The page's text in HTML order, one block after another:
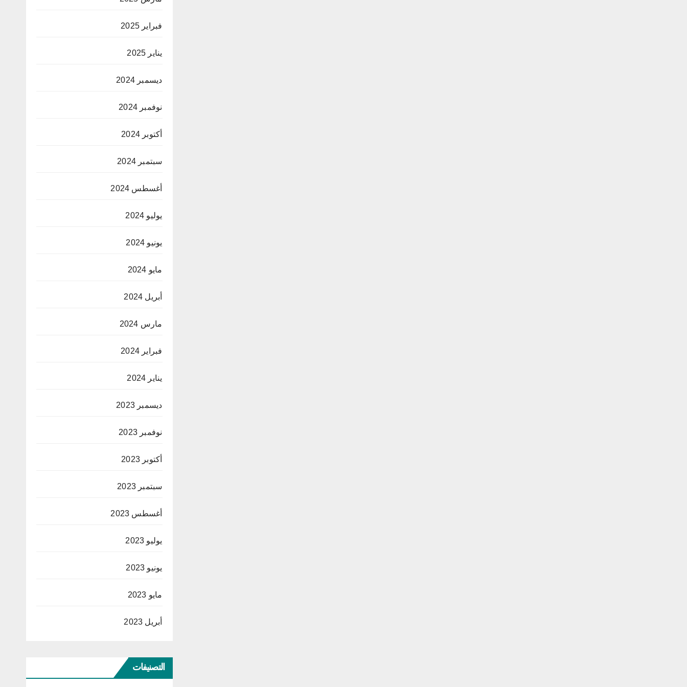
فبراير 2025
يناير 2025
ديسمبر 2024
نوفمبر 2024
أكتوبر 2024
سبتمبر 2024
أغسطس 2024
يوليو 2024
يونيو 2024
مايو 2024
أبريل 2024
مارس 2024
فبراير 2024
يناير 2024
ديسمبر 2023
نوفمبر 2023
أكتوبر 2023
سبتمبر 2023
أغسطس 2023
يوليو 2023
يونيو 2023
مايو 2023
أبريل 2023
التصنيفات